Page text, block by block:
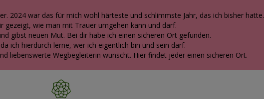
2024 war das für mich wohl härteste und schlimmste Jahr, das ich bisher hatte.
wie man mit Trauer umgehen kann und darf.
gibst neuen Mut. Bei dir habe ich einen sicheren Ort gefunden.
ich hierdurch lerne, wer ich eigentlich bin und sein darf.
liebenswerte Wegbegleiterin wünscht. Hier findet jeder einen sicheren Ort.